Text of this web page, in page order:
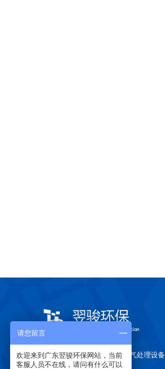
关于翌骏环保 有机废气处理设备
请您留言
欢迎来到广东翌骏环保网站，当前
客服人员不在线，请问有什么可以